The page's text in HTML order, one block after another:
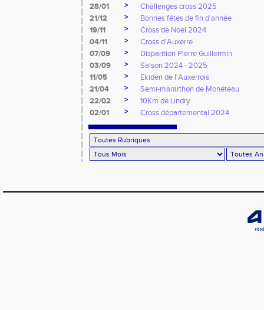
28/01
>
Challenges cross 2025
21/12
>
Bonnes fêtes de fin d'année
19/11
>
Cross de Noël 2024
04/11
>
Cross d'Auxerre
07/09
>
Disparition Pierre Guillermin
03/09
>
Saison 2024 - 2025
11/05
>
Ekiden de l'Auxerrois
21/04
>
Semi-mararthon de Monéteau
22/02
>
10Km de Lindry
02/01
> Cross départemental 2024